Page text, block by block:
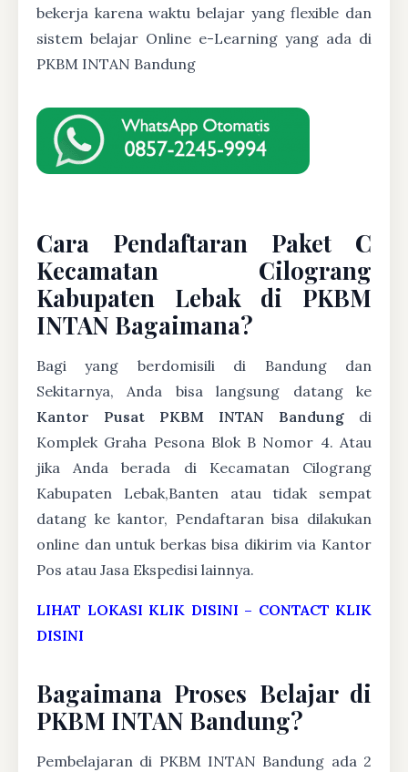
bekerja karena waktu belajar yang flexible dan
sistem belajar Online e-Learning yang ada di
PKBM INTAN Bandung
Cara Pendaftaran Paket C
Kecamatan Cilograng
Kabupaten Lebak di PKBM
INTAN Bagaimana?
Bagi yang berdomisili di Bandung dan
Sekitarnya, Anda bisa langsung datang ke
Kantor Pusat PKBM INTAN Bandung di
Komplek Graha Pesona Blok B Nomor 4. Atau
jika Anda berada di Kecamatan Cilograng
Kabupaten Lebak,Banten atau tidak sempat
datang ke kantor, Pendaftaran bisa dilakukan
online dan untuk berkas bisa dikirim via Kantor
Pos atau Jasa Ekspedisi lainnya.
LIHAT LOKASI KLIK DISINI – CONTACT KLIK
DISINI
Bagaimana Proses Belajar di
PKBM INTAN Bandung?
Pembelajaran di PKBM INTAN Bandung ada 2